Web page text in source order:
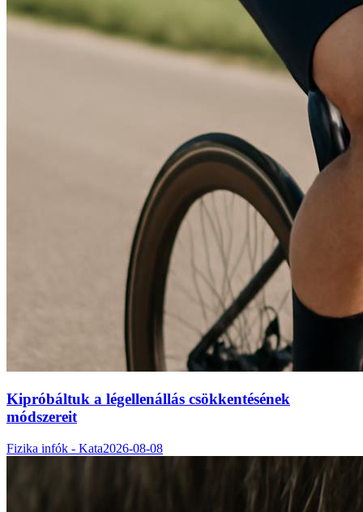
Kipróbáltuk a légellenállás csökkentésének
módszereit
Fizika infók - Kata2026-08-08